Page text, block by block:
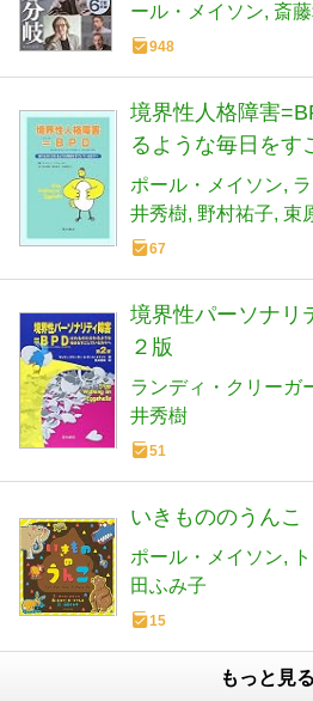
ール・メイソン 斎
948
境界性人格障害
るような毎日をす
ポール・メイソン
井秀樹 野村祐子 束
67
境界性パーソナリ
２版
ランディ・クリーガ
井秀樹
51
いきもののうんこ
ポール・メイソン
田ふみ子
15
もっと見る